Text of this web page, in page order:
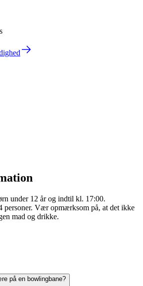
under 12 år og indtil kl. 17:00.
personer. Vær opmærksom på, at det ikke
mad og drikke.
på en bowlingbane?